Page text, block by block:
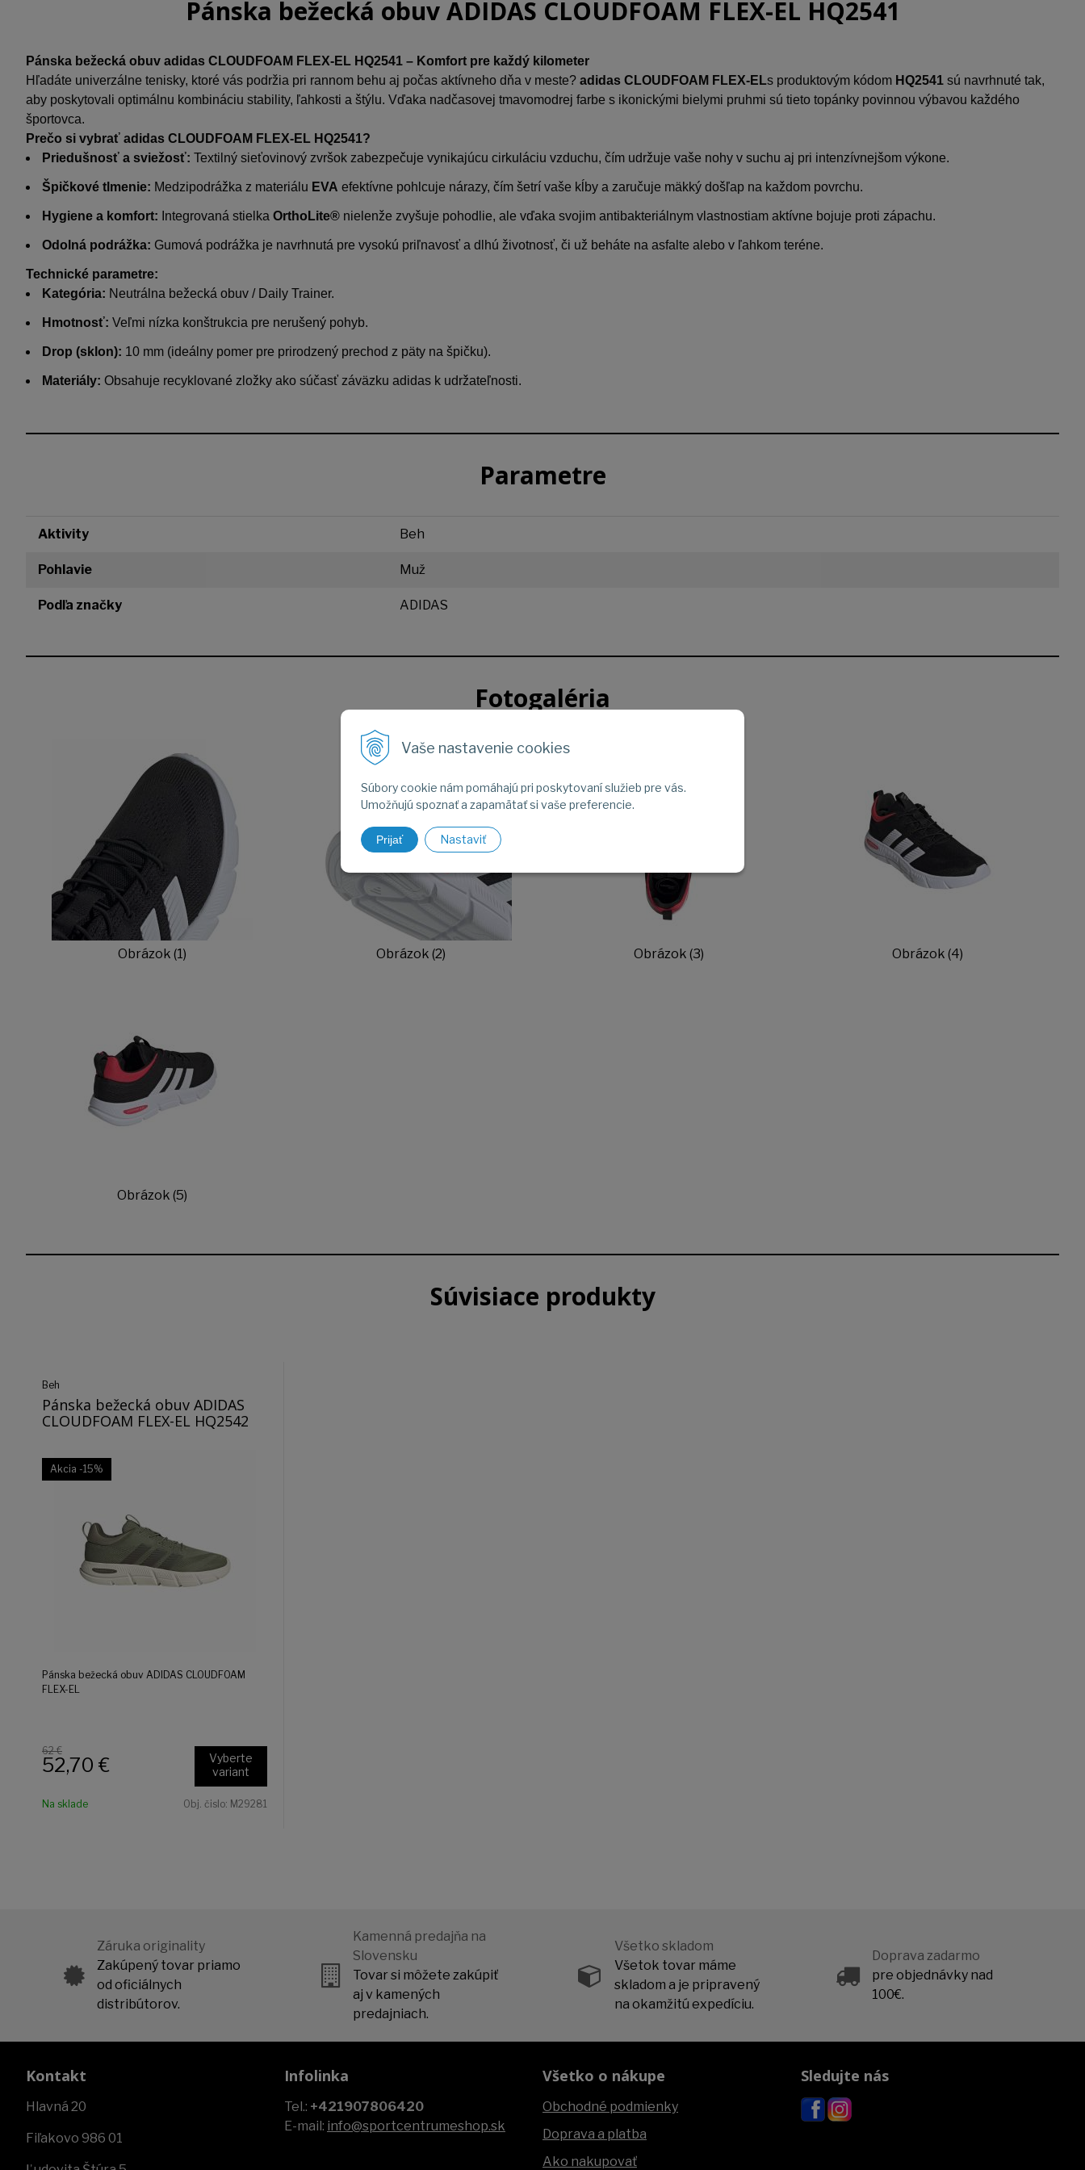
Vaše nastavenie cookies
Súbory cookie nám pomáhajú pri poskytovaní služieb pre vás.
Umožňujú spoznať a zapamätať si vaše preferencie.
Prijať Nastaviť
Pánska bežecká obuv ADIDAS CLOUDFOAM FLEX-EL HQ2541
Pánska bežecká obuv adidas CLOUDFOAM FLEX-EL HQ2541 – Komfort pre každý kilometer
Hľadáte univerzálne tenisky, ktoré vás podržia pri rannom behu aj počas aktívneho dňa v meste? adidas CLOUDFOAM FLEX-ELs produktovým kódom HQ2541 sú navrhnuté tak,
aby poskytovali optimálnu kombináciu stability, ľahkosti a štýlu. Vďaka nadčasovej tmavomodrej farbe s ikonickými bielymi pruhmi sú tieto topánky povinnou výbavou každého
športovca.
Prečo si vybrať adidas CLOUDFOAM FLEX-EL HQ2541?
Priedušnosť a sviežosť: Textilný sieťovinový zvršok zabezpečuje vynikajúcu cirkuláciu vzduchu, čím udržuje vaše nohy v suchu aj pri intenzívnejšom výkone.
Špičkové tlmenie: Medzipodrážka z materiálu EVA efektívne pohlcuje nárazy, čím šetrí vaše kĺby a zaručuje mäkký došľap na každom povrchu.
Hygiene a komfort: Integrovaná stielka OrthoLite® nielenže zvyšuje pohodlie, ale vďaka svojim antibakteriálnym vlastnostiam aktívne bojuje proti zápachu.
Odolná podrážka: Gumová podrážka je navrhnutá pre vysokú priľnavosť a dlhú životnosť, či už beháte na asfalte alebo v ľahkom teréne.
Technické parametre:
Kategória: Neutrálna bežecká obuv / Daily Trainer.
Hmotnosť: Veľmi nízka konštrukcia pre nerušený pohyb.
Drop (sklon): 10 mm (ideálny pomer pre prirodzený prechod z päty na špičku).
Materiály: Obsahuje recyklované zložky ako súčasť záväzku adidas k udržateľnosti.
Parametre
Aktivity Beh
Pohlavie Muž
Podľa značky ADIDAS
Fotogaléria
Obrázok (1) Obrázok (2) Obrázok (3) Obrázok (4)
Obrázok (5)
Súvisiace produkty
Beh
Pánska bežecká obuv ADIDAS
CLOUDFOAM FLEX-EL HQ2542
Akcia -15%
Pánska bežecká obuv ADIDAS CLOUDFOAM
FLEX-EL
62 €
52,70 €
Vyberte
variant
Na sklade Obj. čislo: M29281
Záruka originality
Zakúpený tovar priamo
od oficiálnych
distribútorov.
Kamenná predajňa na
Slovensku
Tovar si môžete zakúpiť
aj v kamených
predajniach.
Všetko skladom
Všetok tovar máme
skladom a je pripravený
na okamžitú expedíciu.
Doprava zadarmo
pre objednávky nad
100€.
Kontakt
Hlavná 20
Fiľakovo 986 01
Infolinka
Tel.: +421907806420
E-mail: info@sportcentrumeshop.sk
Všetko o nákupe
Obchodné podmienky
Doprava a platba
Ako nakupovať
Sledujte nás